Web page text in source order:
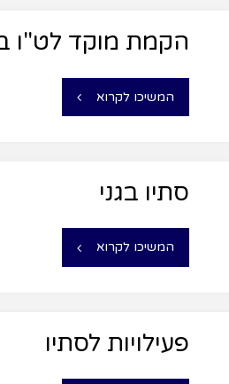
הקמת מוקד לט"ו
המשיכו לקרוא
סתיו בגני
המשיכו לקרוא
פעילויות לסתיו